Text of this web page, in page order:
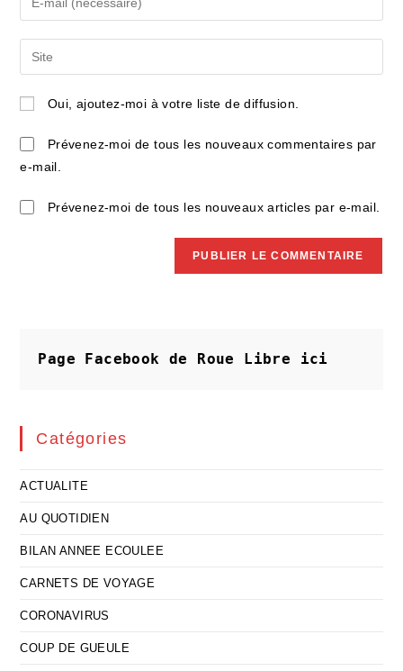
comment
your
email
address
comment
l’URL
de
site
(facultatif)
Oui, ajoutez-moi à votre liste de diffusion.
Prévenez-moi de tous les nouveaux commentaires par
e-mail.
Prévenez-moi de tous les nouveaux articles par e-mail.
Page Facebook de Roue Libre ici
Catégories
ACTUALITE
AU QUOTIDIEN
BILAN ANNEE ECOULEE
CARNETS DE VOYAGE
CORONAVIRUS
COUP DE GUEULE